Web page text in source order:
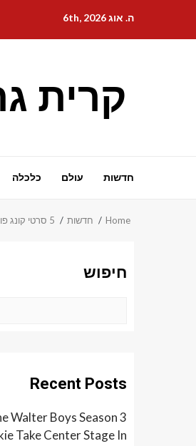
content
ה. אוג 6th, 2026
קרית
חדשות עולם כלכלה
Home חדשות 5 סרטי קונג פו מהבית הספר הישן עם פיתולי עלילה מזעזעים שלא ראיתם מגיעים
חיפוש
Recent Posts
Walter Boys Season 3
Take Center Stage In